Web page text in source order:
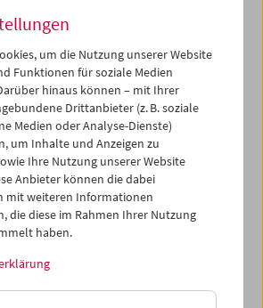
25
02
04
08 09 10
or subtitles
Mo 1.5.
um die Nutzung unserer Website
Funktionen für soziale Medien
hinaus können – mit Ihrer
Drittanbieter (z. B. soziale
Medien oder Analyse-Dienste)
um Inhalte und Anzeigen zu
Ihre Nutzung unserer Website
Anbieter können die dabei
mit weiteren Informationen
die diese im Rahmen Ihrer Nutzung
haben.